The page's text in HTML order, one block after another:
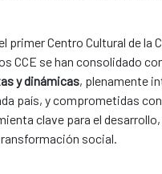
primer Centro Cultural de la
CCE se han consolidado
y dinámicas, plenamente
país, y comprometidas con
clave para el desarrollo,
social.